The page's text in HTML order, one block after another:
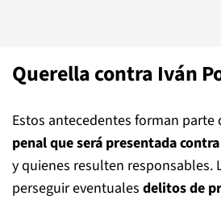
Querella contra Iván
Estos antecedentes forman parte
penal que será presentada
y quienes resulten responsables.
perseguir eventuales delitos de